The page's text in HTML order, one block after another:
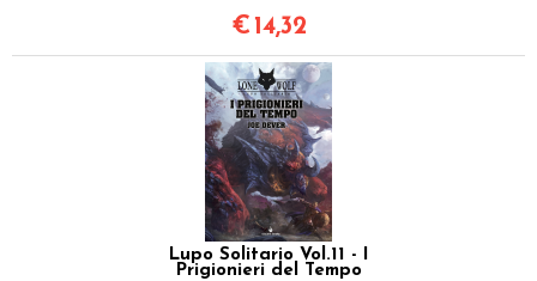
€ 14,32
Lupo Solitario Vol.11 - I
Prigionieri del Tempo